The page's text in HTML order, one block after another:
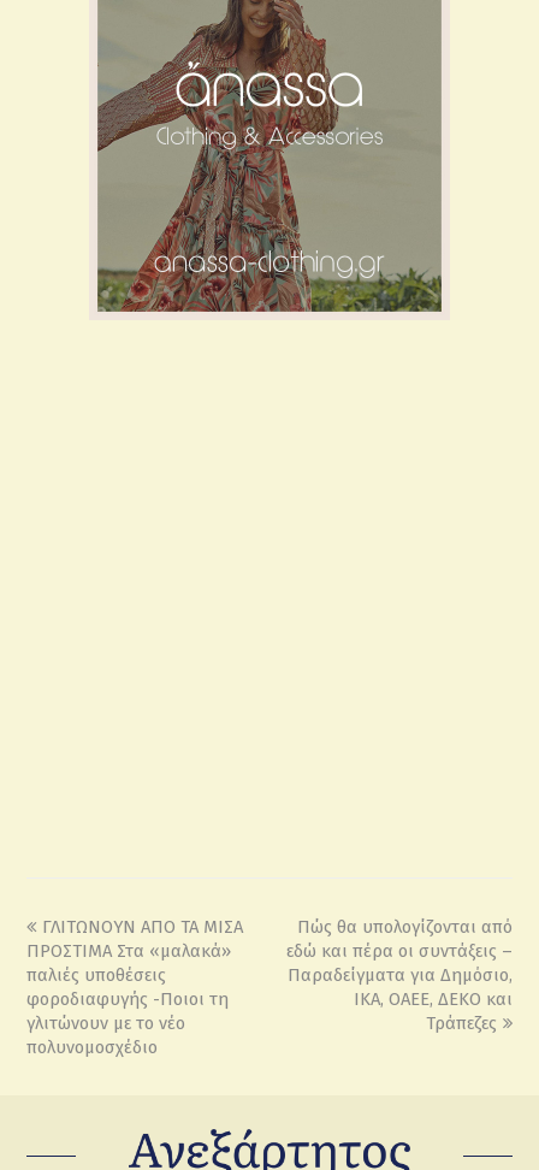
ΓΛΙΤΩΝΟΥΝ ΑΠΟ ΤΑ ΜΙΣΑ
ΠΡΟΣΤΙΜΑ Στα «μαλακά»
παλιές υποθέσεις
φοροδιαφυγής -Ποιοι τη
γλιτώνουν με το νέο
πολυνομοσχέδιο
Πώς θα υπολογίζονται από
εδώ και πέρα οι συντάξεις –
Παραδείγματα για Δημόσιο,
ΙΚΑ, ΟΑΕΕ, ΔΕΚΟ και
Τράπεζες